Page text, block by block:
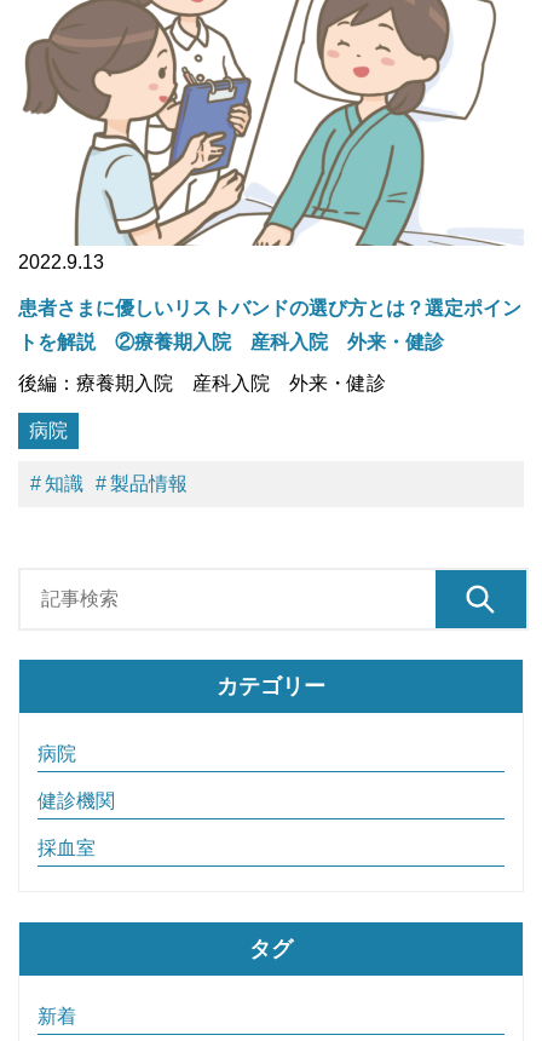
2022.9.13
患者さまに優しいリストバンドの選び方とは？選定ポイン
トを解説 ②療養期入院 産科入院 外来・健診
後編：療養期入院 産科入院 外来・健診
病院
知識 製品情報
カテゴリー
病院
健診機関
採血室
タグ
新着